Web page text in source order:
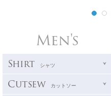
Men's
Shirt シャツ
Cutsew カットソー